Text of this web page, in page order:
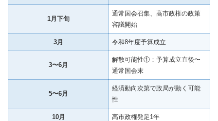
1月下旬
通常国会召集、高市政権の政策
審議開始
3月 令和8年度予算成立
3〜6月
解散可能性①：予算成立直後〜
通常国会末
5〜6月
経済動向次第で政局が動く可能
性
10月 高市政権発足1年